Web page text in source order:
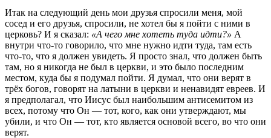
Итак на следующий день мои друзья спросили меня, мой
сосед и его друзья, спросили, не хотел бы я пойти с ними в
церковь? И я сказал: «А чего мне хотеть туда идти?» А
внутри что-то говорило, что мне нужно идти туда, там есть
что-то, что я должен увидеть. Я просто знал, что должен быть
там, но я никогда не был в церкви, и это было последним
местом, куда бы я подумал пойти. Я думал, что они верят в
трёх богов, говорят на латыни в церкви и ненавидят евреев. И
я предполагал, что Иисус был наибольшим антисемитом из
всех, потому что Он — тот, кого, как они утверждают, мы
убили, и что Он — тот, кто является основой всего, во что они
верят.